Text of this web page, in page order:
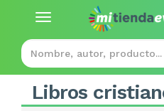
Toggle
Libros